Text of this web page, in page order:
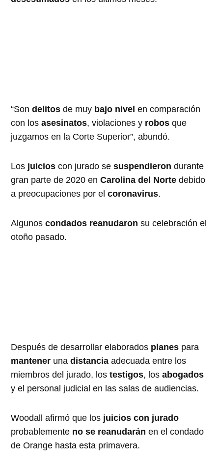
“Son ​​delitos de muy bajo nivel en comparación
con losasesinatos, violaciones y robos que
juzgamos en la Corte Superior”, abundó.
Los juicios con jurado sesuspendieron durante
gran parte de 2020 enCarolina del Norte debido
a preocupaciones por elcoronavirus.
Algunoscondados reanudaron su celebración el
otoño pasado.
Después de desarrollar elaborados planes para
mantener unadistancia adecuada entre los
miembros del jurado, lostestigos, losabogados
y el personal judicial en las salas de audiencias.
Woodall afirmó que los juicios con jurado
probablemente no se reanudarán en el condado
de Orange hasta esta primavera.